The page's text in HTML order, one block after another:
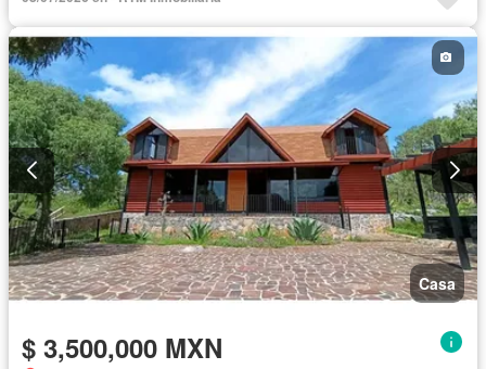
Casa
$ 3,500,000 MXN